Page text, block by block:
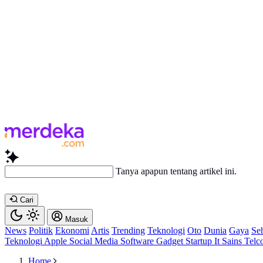
Tanya apapun tentang artikel i
Cari
Masuk
News Politik Ekonomi Artis Trending Teknologi Oto Dunia Gaya
Teknologi Apple Social Media Software Gadget Startup It Sains
Home